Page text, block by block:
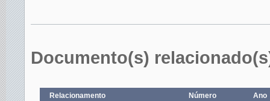
Documento(s)
Relacionamento Número Ano